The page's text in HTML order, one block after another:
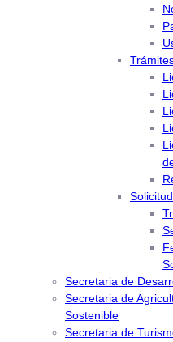
Secretaria de
Secretaria de
Sostenible
Secretaria de